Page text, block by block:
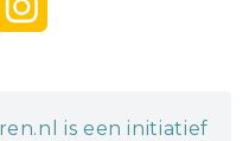
is een initiatief